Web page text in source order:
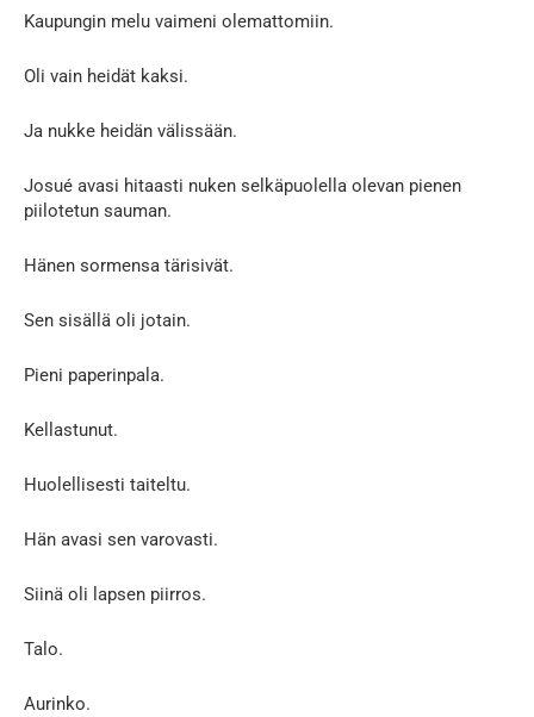
Kaupungin melu vaimeni olemattomiin.
Oli vain heidät kaksi.
Ja nukke heidän välissään.
Josué avasi hitaasti nuken selkäpuolella olevan pienen
piilotetun sauman.
Hänen sormensa tärisivät.
Sen sisällä oli jotain.
Pieni paperinpala.
Kellastunut.
Huolellisesti taiteltu.
Hän avasi sen varovasti.
Siinä oli lapsen piirros.
Talo.
Aurinko.